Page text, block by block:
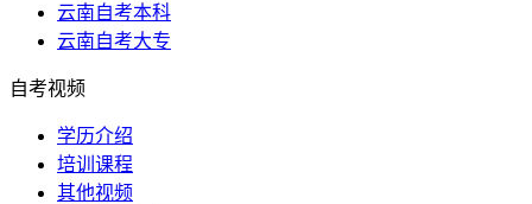
云南自考本科
云南自考大专
自考视频
学历介绍
培训课程
其他视频